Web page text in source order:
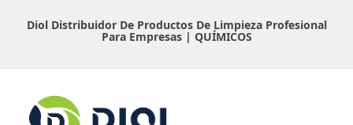
Diol Distribuidor De Productos De Limpieza Profesional
Para Empresas | QUÍMICOS